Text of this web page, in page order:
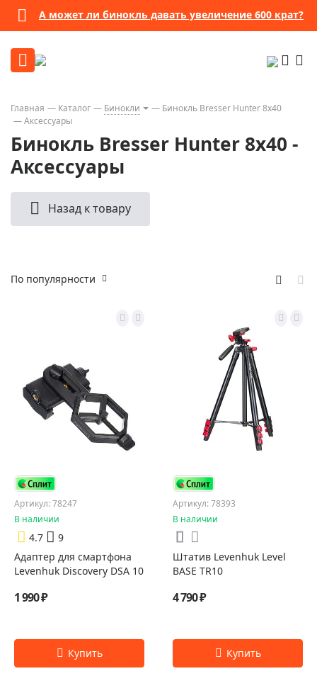
А может ли бинокль давать увеличение 600 крат?
Главная Каталог Бинокли
Бинокль Bresser Hunter 8x40
Аксессуары
Бинокль Bresser Hunter 8x40 -
Аксессуары
Назад к товару
По популярности
Артикул: 78247
В наличии
4.7
9
Адаптер для смартфона
Levenhuk Discovery DSA 10
1 990 ₽
Артикул: 78393
В наличии
Штатив Levenhuk Level
BASE TR10
4 790 ₽